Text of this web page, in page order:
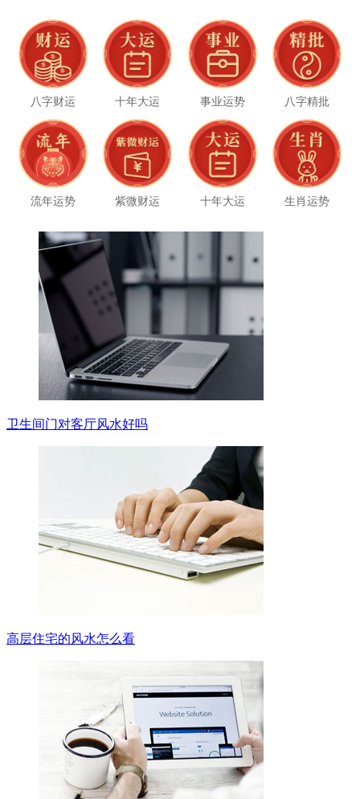
八字财运 十年大运 事业运势 八字精批
流年运势 紫微财运 十年大运 生肖运势
卫生间门对客厅风水好吗
高层住宅的风水怎么看